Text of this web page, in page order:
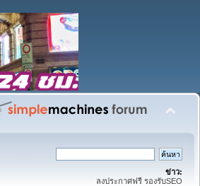
ข่าว:
ลงประกาศฟรี รองรับSEO